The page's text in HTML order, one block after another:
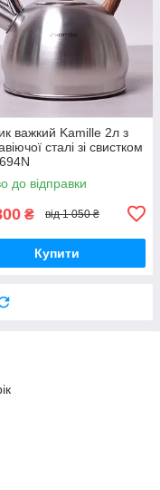
важкий Kamille 2л з
сталі зі свистком
до відправки
₴ від 1 050 ₴
Купити